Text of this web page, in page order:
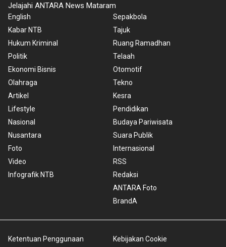
Jelajahi ANTARA News Mataram
English
Kabar NTB
Hukum Kriminal
Politik
Ekonomi Bisnis
Olahraga
Artikel
Lifestyle
Nasional
Nusantara
Foto
Video
Infografik NTB
Sepakbola
Tajuk
Ruang Ramadhan
Telaah
Otomotif
Tekno
Kesra
Pendidikan
Budaya Pariwisata
Suara Publik
Internasional
RSS
Redaksi
ANTARA Foto
BrandA
Ketentuan Penggunaan Kebijakan Cookie